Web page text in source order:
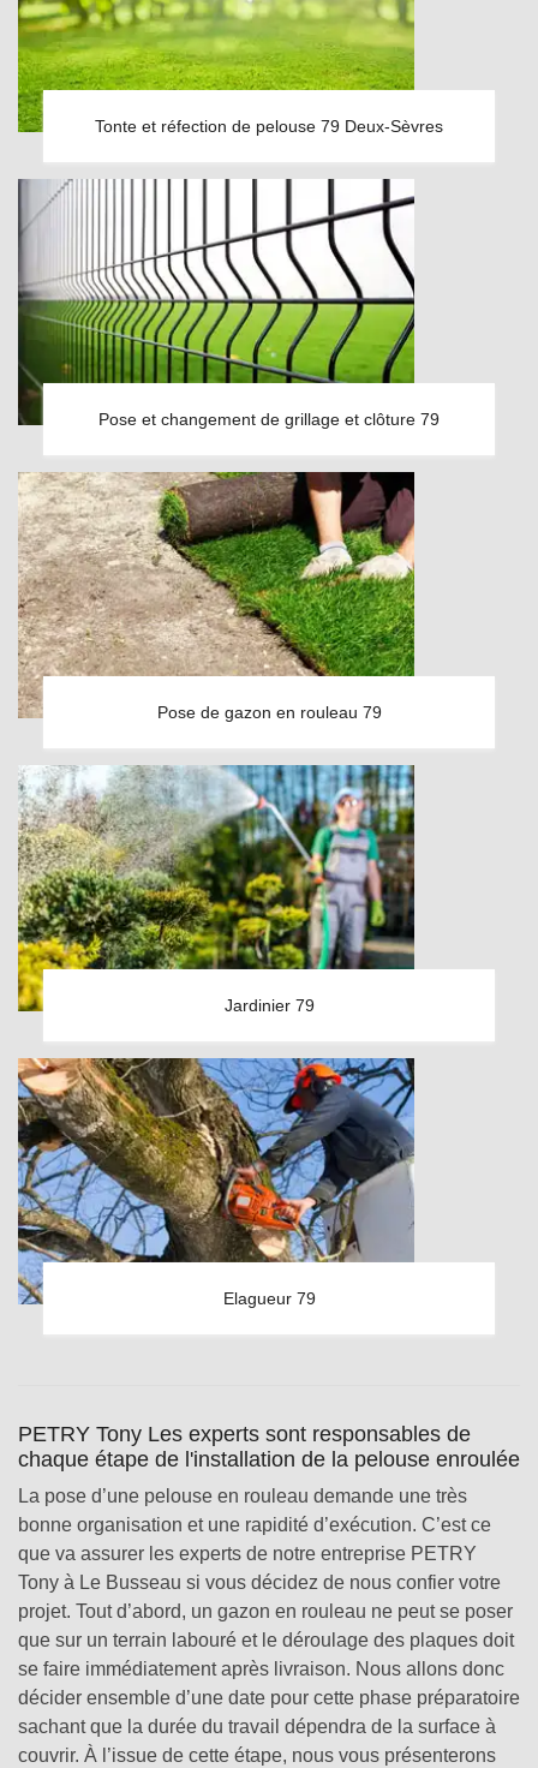
Tonte et réfection de pelouse 79 Deux-Sèvres
Pose et changement de grillage et clôture 79
Pose de gazon en rouleau 79
Jardinier 79
Elagueur 79
PETRY Tony Les experts sont responsables de
chaque étape de l'installation de la pelouse enroulée
La pose d’une pelouse en rouleau demande une très
bonne organisation et une rapidité d’exécution. C’est ce
que va assurer les experts de notre entreprise PETRY
Tony à Le Busseau si vous décidez de nous confier votre
projet. Tout d’abord, un gazon en rouleau ne peut se poser
que sur un terrain labouré et le déroulage des plaques doit
se faire immédiatement après livraison. Nous allons donc
décider ensemble d’une date pour cette phase préparatoire
sachant que la durée du travail dépendra de la surface à
couvrir. À l’issue de cette étape, nous vous présenterons